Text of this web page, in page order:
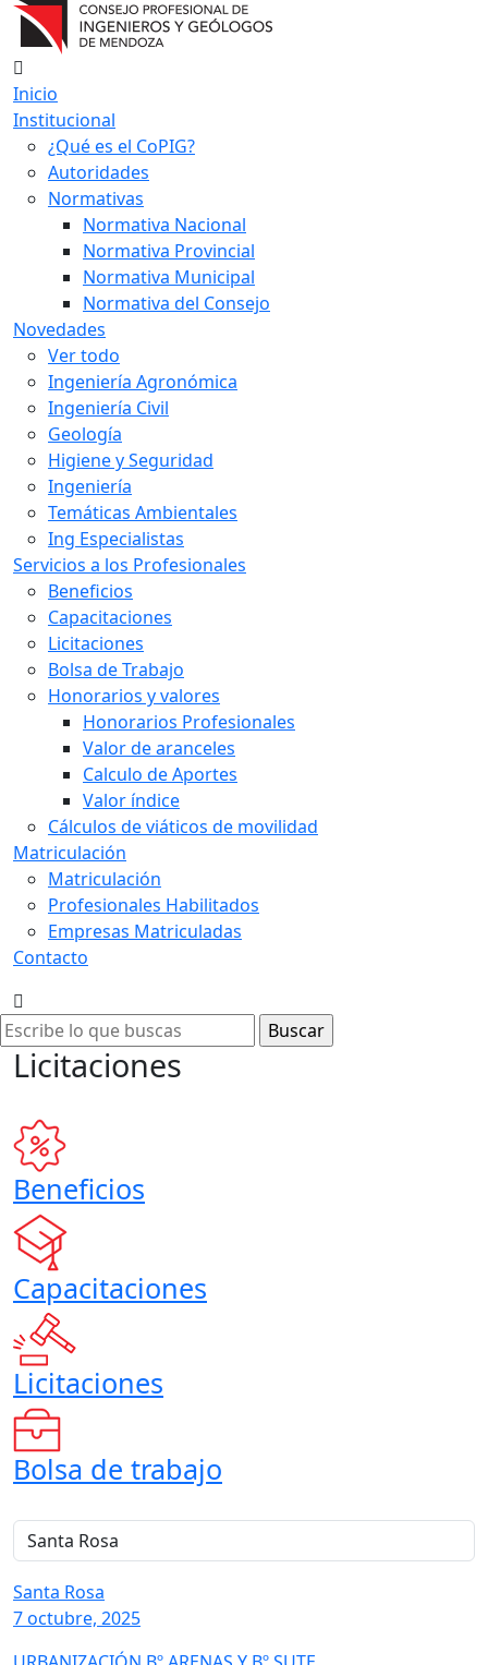
Inicio
Institucional
¿Qué es el CoPIG?
Autoridades
Normativas
Normativa Nacional
Normativa Provincial
Normativa Municipal
Normativa del Consejo
Novedades
Ver todo
Ingeniería Agronómica
Ingeniería Civil
Geología
Higiene y Seguridad
Ingeniería
Temáticas Ambientales
Ing Especialistas
Servicios a los Profesionales
Beneficios
Capacitaciones
Licitaciones
Bolsa de Trabajo
Honorarios y valores
Honorarios Profesionales
Valor de aranceles
Calculo de Aportes
Valor índice
Cálculos de viáticos de movilidad
Matriculación
Matriculación
Profesionales Habilitados
Empresas Matriculadas
Contacto
Licitaciones
Beneficios
Capacitaciones
Licitaciones
Bolsa de trabajo
Santa Rosa
7 octubre, 2025